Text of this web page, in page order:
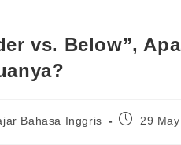
vs. Below”,
Bahasa Inggris
Post29